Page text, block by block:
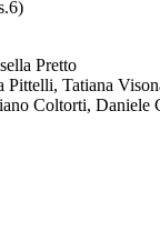
Pretto
Pittelli, Tatiana
Coltorti, Daniele